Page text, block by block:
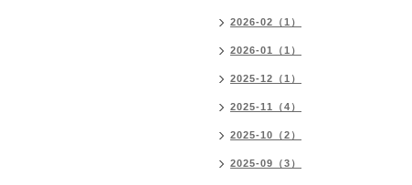
2026-02（1）
2026-01（1）
2025-12（1）
2025-11（4）
2025-10（2）
2025-09（3）